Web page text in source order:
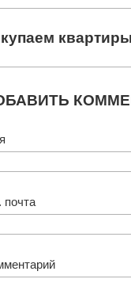
почта